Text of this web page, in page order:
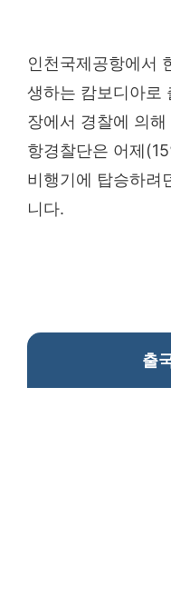
인천국제공항에서
생하는 캄보디아로
장에서 경찰에 의
항경찰단은 어제
비행기에 탑승하려
니다.
출